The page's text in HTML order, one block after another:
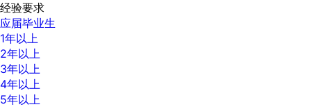
经验要求
应届毕业生
1年以上
2年以上
3年以上
4年以上
5年以上